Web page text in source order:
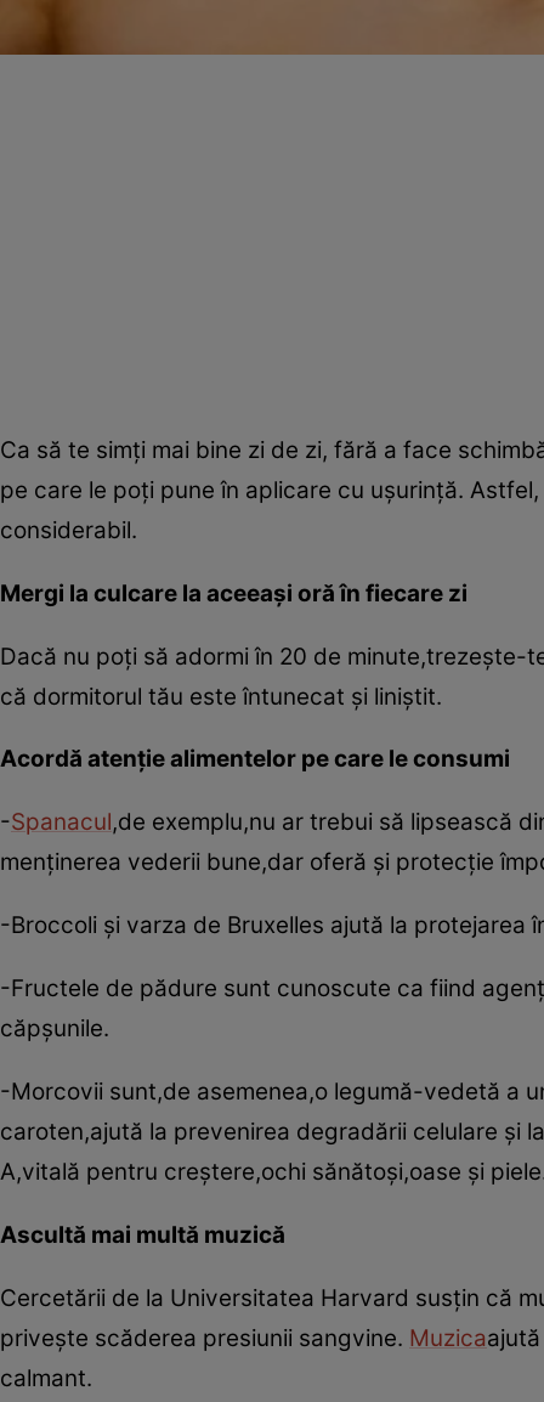
Ca să te simţi mai bine zi de zi, fără a face
pe care le poţi pune în aplicare cu uşurinţă.
considerabil.
Mergi la culcare la aceeaşi oră în fiecare zi
Dacă nu poţi să adormi în 20 de
că dormitorul tău este întunecat şi liniştit.
Acordă atenţie alimentelor pe care le consumi
-Spanacul,de exemplu,nu ar trebui să lipsească
menţinerea vederii bune,dar oferă şi protecţie
-Broccoli şi varza de Bruxelles ajută la protejarea
-Fructele de pădure sunt cunoscute ca fiind
căpşunile.
-Morcovii sunt,de asemenea,o legumă-vedetă a
caroten,ajută la prevenirea degradării celulare şi
A,vitală pentru creştere,ochi sănătoşi,oase şi
Ascultă mai multă muzică
Cercetării de la Universitatea Harvard susţin că
priveşte scăderea presiunii sangvine. Muzica
calmant.